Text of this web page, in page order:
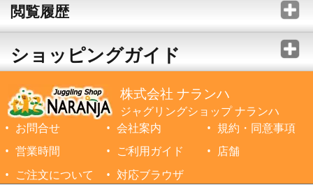
閲覧履歴
ショッピングガイド
株式会社 ナランハ
ジャグリングショップ ナランハ
お問合せ
会社案内
規約・同意事項
営業時間
ご利用ガイド
店舗
ご注文について
対応ブラウザ